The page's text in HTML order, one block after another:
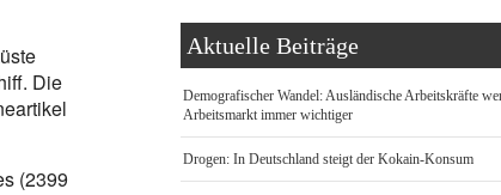
Die
(2399
Aktuelle Beiträge
Demografischer Wandel: Ausländische Arbeitskräfte
Arbeitsmarkt immer wichtiger
Drogen: In Deutschland steigt der Kokain-Konsum